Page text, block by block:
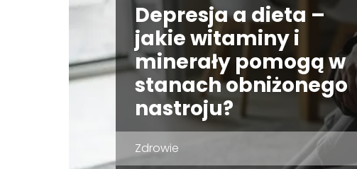
Depresja a dieta –
jakie witaminy i
minerały pomogą w
stanach obniżonego
nastroju?
Zdrowie